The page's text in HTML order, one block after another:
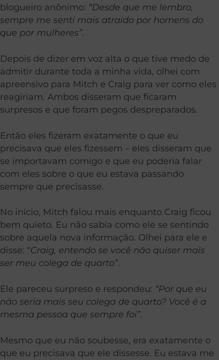
blogueiro anônimo: “Desde que me lembro,
sempre me senti mais atraído por homens do
que por mulheres”.
Depois de dizer em voz alta o que tive medo de
admitir durante toda a minha vida, olhei com
apreensivo para Mitch e Craig para ver como eles
reagiriam. Ambos disseram que ficaram
surpresos e que foram pegos despreparados.
Então eles fizeram exatamente o que eu
precisava que eles fizessem – eles disseram que
se importavam comigo e que eu poderia falar
com eles sobre o que eu estava passando
sempre que precisasse.
No início, Mitch falou mais enquanto Craig ficou
bem quieto. Eu não sabia como ele se sentindo
sobre aquela nova informação. Olhei para ele e
disse: “Craig, entendo se você não quiser mais
ser meu colega de quarto”.
Ele pareceu surpreso e respondeu: “Por que eu
não seria mais seu colega de quarto? Você é a
mesma pessoa que sempre foi”.
Mesmo que eu não soubesse, era exatamente o
que eu precisava que ele dissesse. Eu estava me